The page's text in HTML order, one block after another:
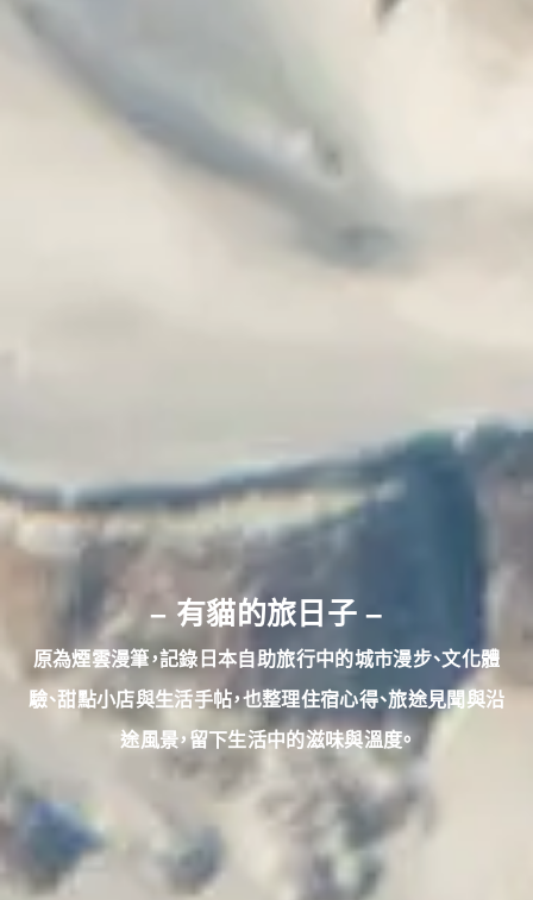
– 有貓的旅日子–
原為煙雲漫筆，記錄日本自助旅行中的城市漫步、文化體
驗、甜點小店與生活手帖，也整理住宿心得、旅途見聞與沿
途風景，留下生活中的滋味與溫度。